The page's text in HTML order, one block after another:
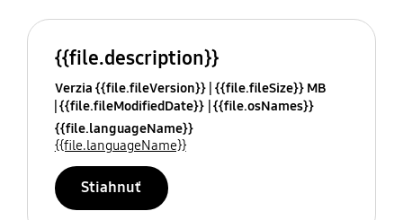
{{file.description}}
Verzia {{file.fileVersion}} {{file.fileSize}} MB
{{file.fileModifiedDate}} {{file.osNames}}
{{file.languageName}}
{{file.languageName}}
Stiahnuť